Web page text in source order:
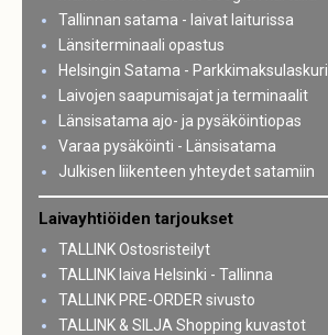
Tallinnan satama - laivat laiturissa
Länsiterminaali opastus
Helsingin Satama - Parkkimaksulaskuri
Laivojen saapumisajat ja terminaalit
Länsisatama ajo- ja pysäköintiopas
Varaa pysäköinti - Länsisatama
Julkisen liikenteen yhteydet satamiin
Laivayhtiöiden tarjoukset
TALLINK Ostosristeilyt
TALLINK laiva Helsinki - Tallinna
TALLINK PRE-ORDER sivusto
TALLINK & SILJA Shopping kuvastot